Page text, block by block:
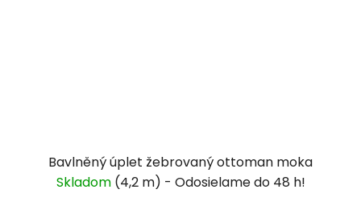
Bavlněný úplet žebrovaný ottoman moka
Skladom (4,2 m)